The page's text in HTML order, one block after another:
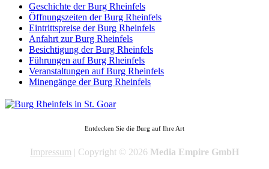
Geschichte der Burg Rheinfels
Öffnungszeiten der Burg Rheinfels
Eintrittspreise der Burg Rheinfels
Anfahrt zur Burg Rheinfels
Besichtigung der Burg Rheinfels
Führungen auf Burg Rheinfels
Veranstaltungen auf Burg Rheinfels
Minengänge der Burg Rheinfels
Entdecken Sie die Burg auf Ihre Art
Impressum | Copyright © 2026 Media Empire GmbH